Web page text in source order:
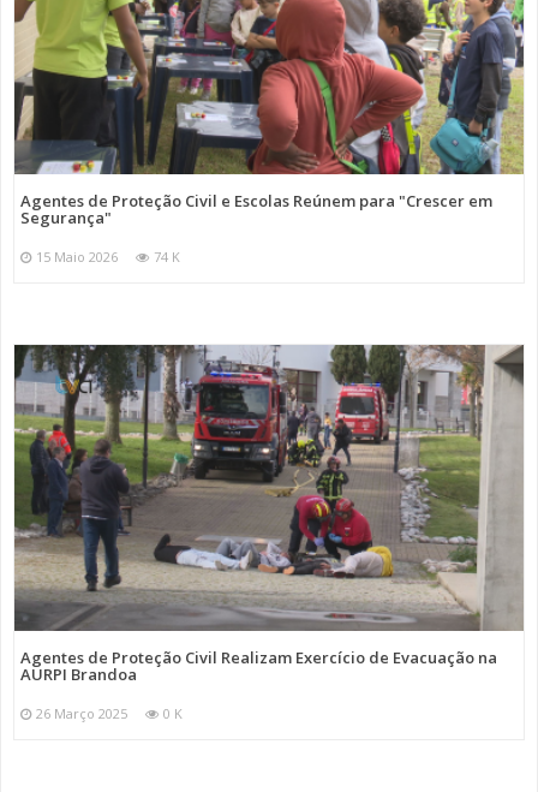
Agentes de Proteção Civil e Escolas Reúnem para "Crescer em
Segurança"
15 Maio 2026 74 K
Agentes de Proteção Civil Realizam Exercício de Evacuação na
AURPI Brandoa
26 Março 2025 0 K